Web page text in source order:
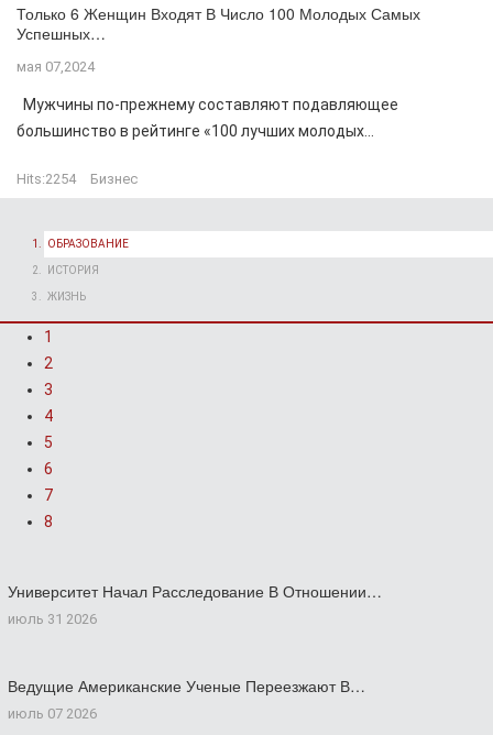
Только 6 Женщин Входят В Число 100 Молодых Самых
Успешных…
мая 07,2024
Мужчины по-прежнему составляют подавляющее
большинство в рейтинге «100 лучших молодых...
Hits:2254 Бизнес
ОБРАЗОВАНИЕ
ИСТОРИЯ
ЖИЗНЬ
1
2
3
4
5
6
7
8
Университет Начал Расследование В Отношении…
июль 31 2026
Ведущие Американские Ученые Переезжают В…
июль 07 2026